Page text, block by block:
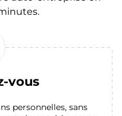
vous
personnelles, sans